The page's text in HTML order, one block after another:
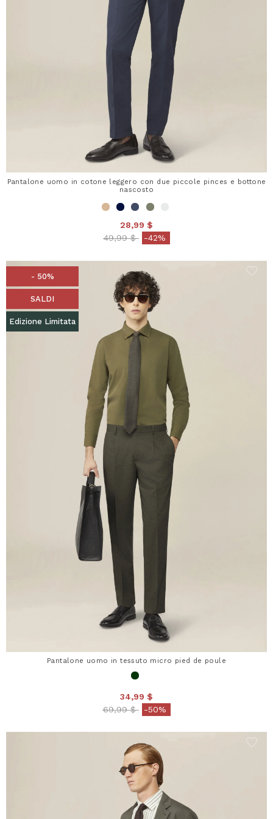
Pantalone uomo in cotone leggero con due piccole pinces e bottone
nascosto
28,99 $
Price reduced from
49,99 $to-42%
- 50%
SALDI
Edizione Limitata
Pantalone uomo in tessuto micro pied de poule
34,99 $
Price reduced from
69,99 $to-50%